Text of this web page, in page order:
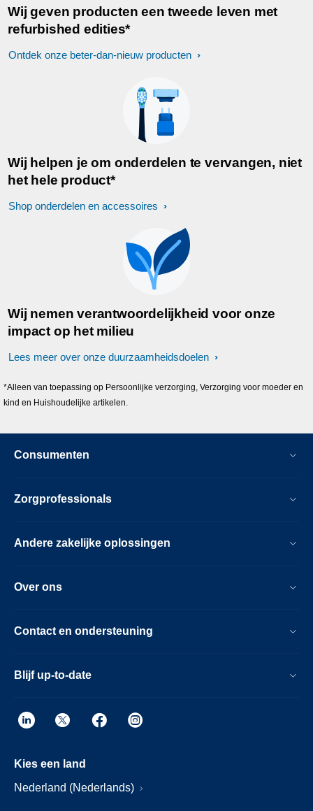
Wij geven producten een tweede leven met
refurbished edities*
Ontdek onze beter-dan-nieuw producten
Wij helpen je om onderdelen te vervangen, niet
het hele product*
Shop onderdelen en accessoires
Wij nemen verantwoordelijkheid voor onze
impact op het milieu
Lees meer over onze duurzaamheidsdoelen
*Alleen van toepassing op Persoonlijke verzorging, Verzorging voor moeder en
kind en Huishoudelijke artikelen.
Consumenten
Zorgprofessionals
Andere zakelijke oplossingen
Over ons
Contact en ondersteuning
Blijf up-to-date
Kies een land
Nederland (Nederlands)